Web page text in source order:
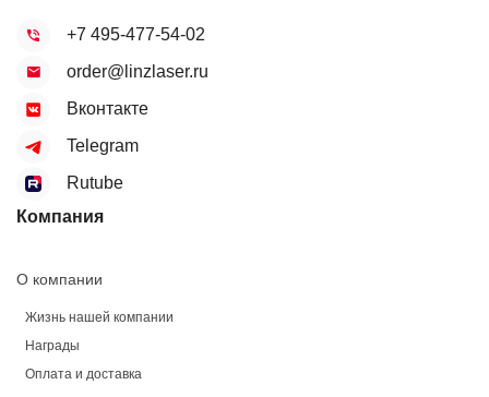
+7 495-477-54-02
order@linzlaser.ru
Вконтакте
Telegram
Rutube
Компания
О компании
Жизнь нашей компании
Награды
Оплата и доставка